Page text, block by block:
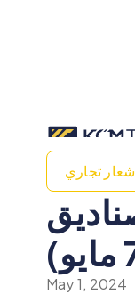
تجاري
May 1, 2024